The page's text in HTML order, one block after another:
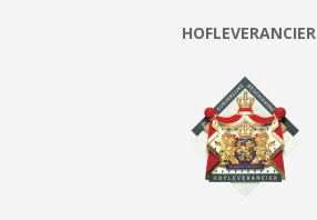
HOFLEVERANCIER